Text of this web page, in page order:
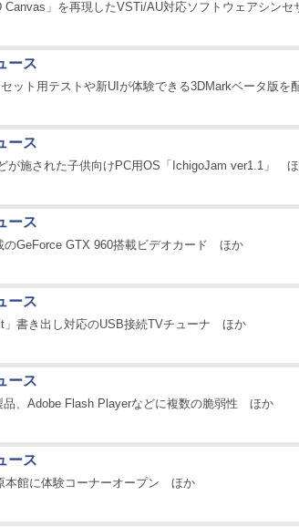
Canvas」を再現したVSTi/AU対応ソフトウェアシン
ース
ット用テストや新UIが体験できる3DMarkベータ版
ース
が施された子供向けPC用OS「IchigoJam ver1.1」
ース
のGeForce GTX 960搭載ビデオカード ほか
ース
」書き出し対応のUSB接続TVチューナ ほか
ース
品、Adobe Flash Playerなどに複数の脆弱性 ほか
ース
本館に体験コーナーオープン ほか